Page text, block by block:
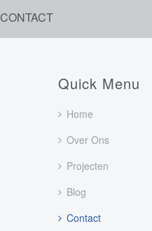
CONTACT
Quick Menu
Home
Over Ons
Projecten
Blog
Contact